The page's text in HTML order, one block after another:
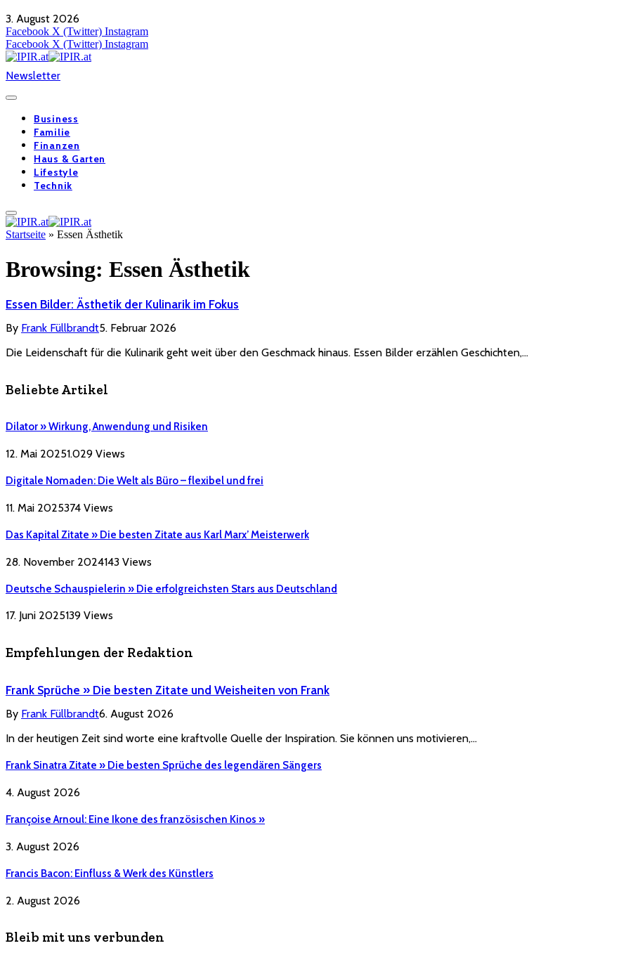
3. August 2026
Facebook X (Twitter) Instagram
Facebook X (Twitter) Instagram
Newsletter
Business
Familie
Finanzen
Haus & Garten
Lifestyle
Technik
Startseite » Essen Ästhetik
Browsing: Essen Ästhetik
Essen Bilder: Ästhetik der Kulinarik im Fokus
By Frank Füllbrandt5. Februar 2026
Die Leidenschaft für die Kulinarik geht weit über den Geschmack hinaus. Essen Bilder erzählen Geschichten,…
Beliebte Artikel
Dilator » Wirkung, Anwendung und Risiken
12. Mai 20251.029 Views
Digitale Nomaden: Die Welt als Büro – flexibel und frei
11. Mai 2025374 Views
Das Kapital Zitate » Die besten Zitate aus Karl Marx’ Meisterwerk
28. November 2024143 Views
Deutsche Schauspielerin » Die erfolgreichsten Stars aus Deutschland
17. Juni 2025139 Views
Empfehlungen der Redaktion
Frank Sprüche » Die besten Zitate und Weisheiten von Frank
By Frank Füllbrandt6. August 2026
In der heutigen Zeit sind worte eine kraftvolle Quelle der Inspiration. Sie können uns motivieren,…
Frank Sinatra Zitate » Die besten Sprüche des legendären Sängers
4. August 2026
Françoise Arnoul: Eine Ikone des französischen Kinos »
3. August 2026
Francis Bacon: Einfluss & Werk des Künstlers
2. August 2026
Bleib mit uns verbunden